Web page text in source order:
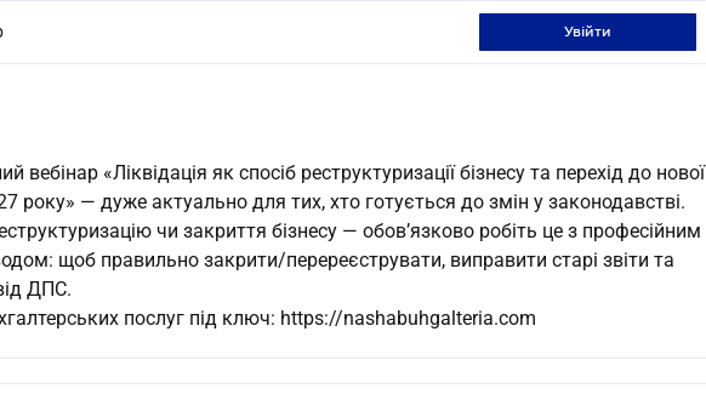
увійти
вебінар «Ліквідація як спосіб реструктуризації бізнесу та перехід до нової
року» — дуже актуально для тих, хто готується до змін у законодавстві.
чи закриття бізнесу — обов’язково робіть це з професійним
щоб правильно закрити/перереєструвати, виправити старі звіти та
ДПС.
послуг під ключ: https://nashabuhgalteria.com